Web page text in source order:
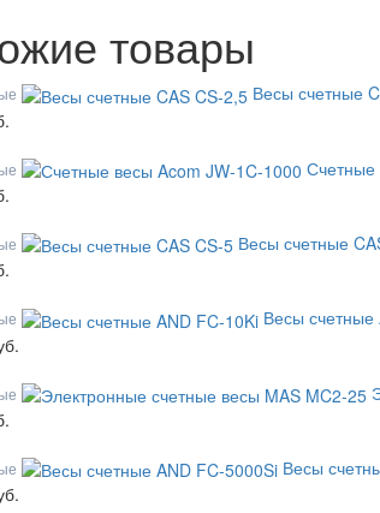
товары
Весы счетные
Счетные
Весы счетные
Весы счетные
Весы